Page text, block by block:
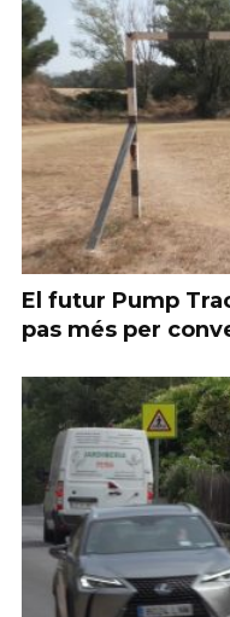
El futur Pump
pas més per